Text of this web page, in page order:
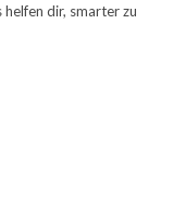
dir, smarter zu